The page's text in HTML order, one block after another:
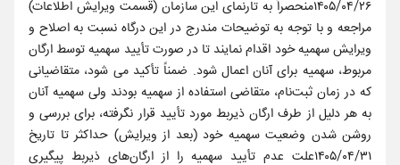
۱۴۰۵/۰۴/۲۶منحصراً به تارنمای این سازمان (قسمت ویرایش اطلاعات)
مراجعه و با توجه به توضیحات مندرج در این درگاه نسبت به اصلاح و
ویرایش سهمیه خود اقدام نمایند تا در صورت تأیید سهمیه توسط ارگان
مربوط، سهمیه برای آنان اعمال شود. ضمناً تأکید می شود، متقاضیانی
که در زمان ثبت‌نام، متقاضی استفاده از سهمیه بودند ولی سهمیه آنان
به هر دلیل از طرف ارگان ذیربط مورد تأیید قرار نگرفته، برای بررسی و
روشن شدن وضعیت سهمیه خود (بعد از ویرایش) حداکثر تا تاریخ
۱۴۰۵/۰۴/۳۱علت عدم تأیید سهمیه را از ارگان‌های ذیربط پیگیری